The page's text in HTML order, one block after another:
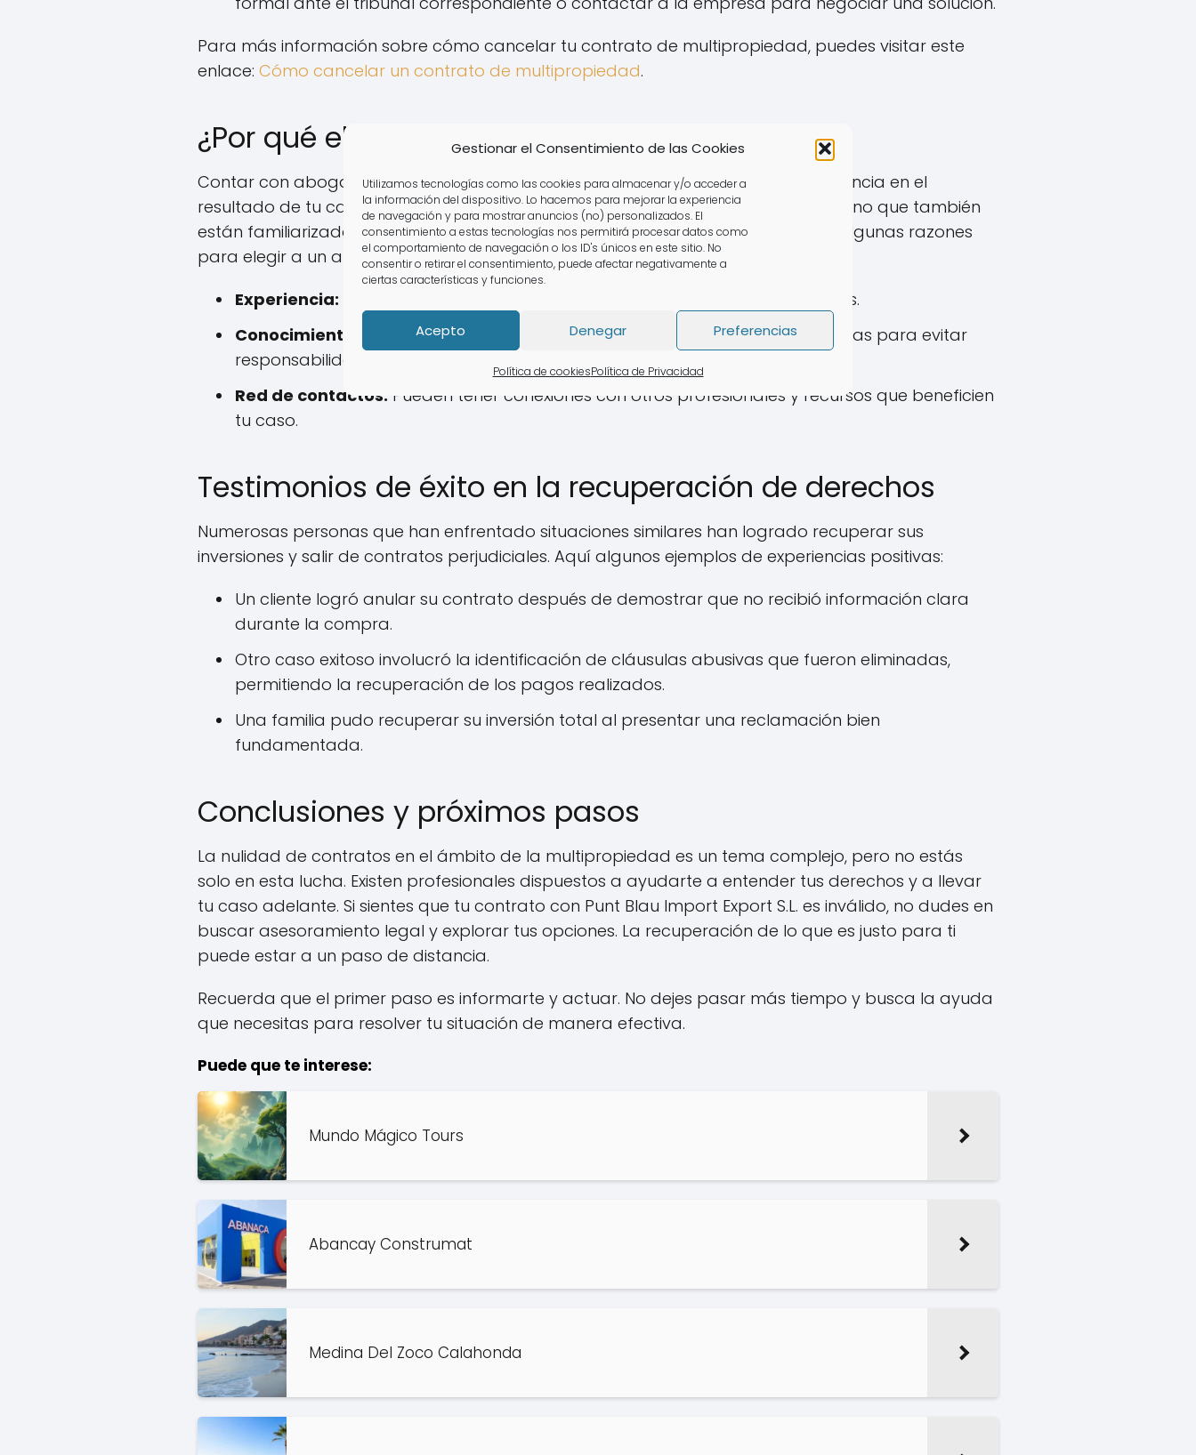
Gestionar el Consentimiento de las Cookies
Utilizamos tecnologías como las cookies para almacenar y/o acceder a
la información del dispositivo. Lo hacemos para mejorar la experiencia
de navegación y para mostrar anuncios (no) personalizados. El
consentimiento a estas tecnologías nos permitirá procesar datos como
el comportamiento de navegación o los ID's únicos en este sitio. No
consentir o retirar el consentimiento, puede afectar negativamente a
ciertas características y funciones.
Acepto Denegar Preferencias
Política de cookiesPolítica de Privacidad
Para más información sobre cómo cancelar tu contrato de multipropiedad, puedes visitar este
enlace: Cómo cancelar un contrato de multipropiedad.
¿Por qué elegir a expertos en multipropiedad?
Contar con abogados especializados en multipropiedad puede marcar la diferencia en el
resultado de tu caso. Estos profesionales no solo conocen la legislación vigente, sino que también
están familiarizados con las prácticas de las empresas de tiempo compartido. Algunas razones
para elegir a un abogado especializado son:
Experiencia: Tienen un historial comprobado en la gestión de casos similares.
Conocimiento del mercado:
Conocen las tácticas utilizadas por las empresas para evitar
responsabilidades.
Red de contactos: Pueden tener conexiones con otros profesionales y recursos que beneficien
tu caso.
Testimonios de éxito en la recuperación de derechos
Numerosas personas que han enfrentado situaciones similares han logrado recuperar sus
inversiones y salir de contratos perjudiciales. Aquí algunos ejemplos de experiencias positivas:
Un cliente logró anular su contrato después de demostrar que no recibió información clara
durante la compra.
Otro caso exitoso involucró la identificación de cláusulas abusivas que fueron eliminadas,
permitiendo la recuperación de los pagos realizados.
Una familia pudo recuperar su inversión total al presentar una reclamación bien
fundamentada.
Conclusiones y próximos pasos
La nulidad de contratos en el ámbito de la multipropiedad es un tema complejo, pero no estás
solo en esta lucha. Existen profesionales dispuestos a ayudarte a entender tus derechos y a llevar
tu caso adelante. Si sientes que tu contrato con Punt Blau Import Export S.L. es inválido, no dudes en
buscar asesoramiento legal y explorar tus opciones. La recuperación de lo que es justo para ti
puede estar a un paso de distancia.
Recuerda que el primer paso es informarte y actuar. No dejes pasar más tiempo y busca la ayuda
que necesitas para resolver tu situación de manera efectiva.
Puede que te interese:
Mundo Mágico Tours
Abancay Construmat
Medina Del Zoco Calahonda